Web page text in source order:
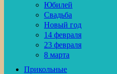
Юбилей
Свадьба
Новый год
14 февраля
23 февраля
8 марта
Прикольные